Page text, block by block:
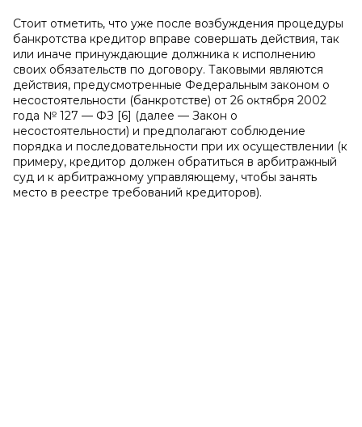
Стоит отметить, что уже после возбуждения процедуры
банкротства кредитор вправе совершать действия, так
или иначе принуждающие должника к исполнению
своих обязательств по договору. Таковыми являются
действия, предусмотренные Федеральным законом о
несостоятельности (банкротстве) от 26 октября 2002
года № 127 — ФЗ [6] (далее — Закон о
несостоятельности) и предполагают соблюдение
порядка и последовательности при их осуществлении (к
примеру, кредитор должен обратиться в арбитражный
суд и к арбитражному управляющему, чтобы занять
место в реестре требований кредиторов).